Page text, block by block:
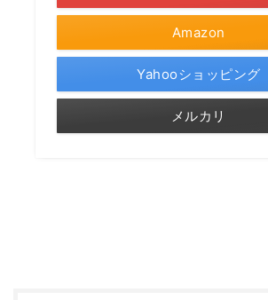
Amazon
Yahooショッピング
メルカリ